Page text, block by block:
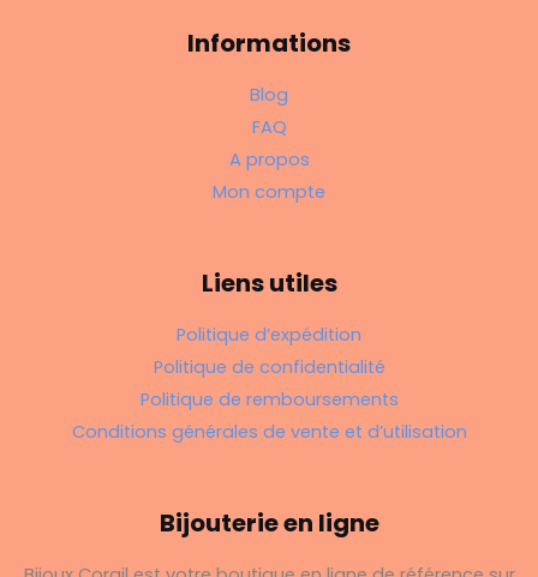
Informations
Blog
FAQ
A propos
Mon compte
Liens utiles
Politique d’expédition
Politique de confidentialité
Politique de remboursements
Conditions générales de vente et d’utilisation
Bijouterie en ligne